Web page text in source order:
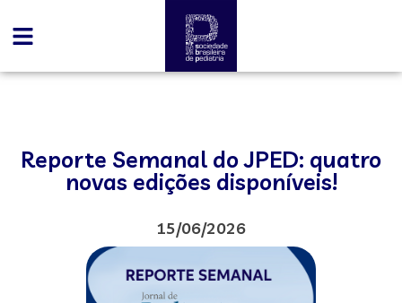
Reporte Semanal do JPED: quatro
novas edições disponíveis!
15/06/2026